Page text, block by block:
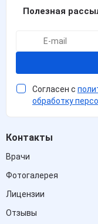
Полезная
Согласен с
обработку
Контакты
Врачи
Фотогалерея
Лицензии
Отзывы